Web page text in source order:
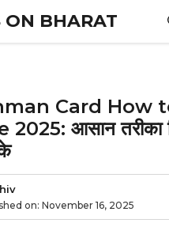
ON BHARAT
Card How
आसान तरीका
on: November 16, 2025